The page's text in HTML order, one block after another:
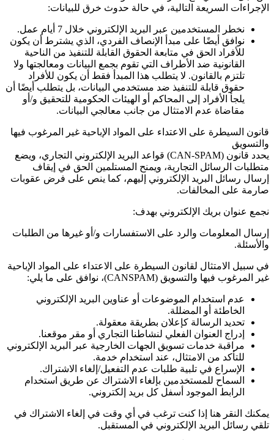
الإجراءات السريعة التالية، في حالة حدوث خرق للبيانات:
نخطر المستخدمين عبر البريد الإلكتروني خلال 7 أيام عمل.
نوافق أيضًا على مبدأ الإنصاف الفردي، الذي يشترط أن يكون
للأفراد الحق في متابعة الحقوق القابلة للتنفيذ من الناحية
القانونية ضد الأطراف التي تقوم بجمع البيانات ومعالجتها ولا
تلتزم بالقانون. لا يتطلب هذا المبدأ فقط أن يكون للأفراد
حقوق قابلة للتنفيذ ضد مستخدمي البيانات، بل يتطلب أيضًا أن
يلجأ الأفراد إلى المحاكم أو الهيئات الحكومية للتحقيق و/أو
مقاضاة عدم الامتثال من جانب معالجي البيانات.
قانون السيطرة على الاعتداء على المواد الإباحية غير المرغوب فيها
والتسويق
يحدد قانون (CAN-SPAM) قواعد البريد الإلكتروني التجاري، ويضع
متطلبات الرسائل التجارية، ويمنح المستلمين الحق في إيقاف
إرسال رسائل البريد الإلكتروني إليهم، كما ينص على فرض عقوبات
صارمة على المخالفات.
نجمع عنوان بريك الإلكتروني بهدف:
إرسال المعلومات والرد على الاستفسارات و/أو غيرها من الطلبات
والأسئلة.
في سبيل الامتثال لقانون السيطرة على الاعتداء على المواد الإباحية
غير المرغوب فيها والتسويق (CANSPAM)، نوافق على ما يلي:
عدم استخدام الموضوعات أو عناوين البريد الإلكتروني
الخاطئة أو المضللة.
تحديد الرسالة كإعلان بطريقة معقولة.
إدراج العنوان الفعلي لنشاطنا التجاري أو مقر موقعنا.
مراقبة خدمات تسويق الجهات الخارجية عبر البريد الإلكتروني
للتأكد من الامتثال، عند استخدام خدمة.
الإسراع في تلبية طلبات عدم التفعيل/إلغاء الاشتراك.
السماح للمستخدمين بإلغاء الاشتراك عن طريق استخدام
الرابط الموجود أسفل كل بريد إلكتروني.
يمكنك النقر هنا إذا كنت ترغب في أي وقت في إلغاء الاشتراك في
تلقي رسائل البريد الإلكتروني في المستقبل.